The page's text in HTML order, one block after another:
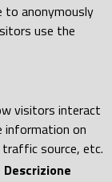
to anonymously
use the
visitors interact
information on
source, etc.
Descrizione